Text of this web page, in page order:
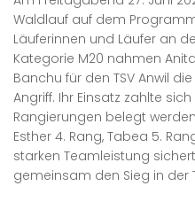
Waldlauf auf dem
Läuferinnen und Läufer an
Kategorie M20 nahmen
Banchu für den TSV Anwil
Angriff. Ihr Einsatz zahlte
Rangierungen belegt
Esther 4. Rang, Tabea 5.
starken Teamleistung
gemeinsam den Sieg in der